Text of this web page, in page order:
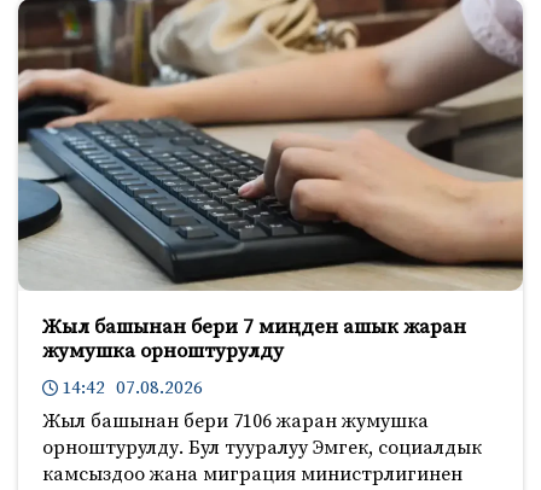
Жыл башынан бери 7 миңден ашык жаран
жумушка орноштурулду
14:42 07.08.2026
Жыл башынан бери 7106 жаран жумушка
орноштурулду. Бул тууралуу Эмгек, социалдык
камсыздоо жана миграция министрлигинен